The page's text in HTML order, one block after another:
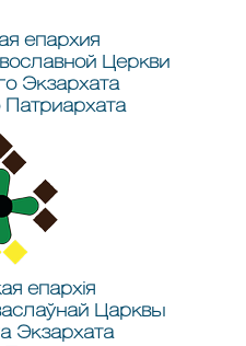
епархия
Церкви
Экзархата
Патриархата
епархія
Царквы
Экзархата